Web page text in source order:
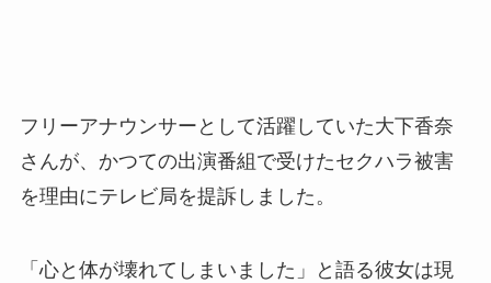
フリーアナウンサーとして活躍していた大下香奈
さんが、かつての出演番組で受けたセクハラ被害
を理由にテレビ局を提訴しました。
「心と体が壊れてしまいました」と語る彼女は現